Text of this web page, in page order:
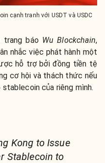
cạnh tranh với USDT và USDC
báo Wu Blockchain,
nhắc việc phát hành một
hỗ trợ bởi đồng tiền tệ
cơ hội và thách thức nếu
của riêng mình.
Kong to Issue
Stablecoin to